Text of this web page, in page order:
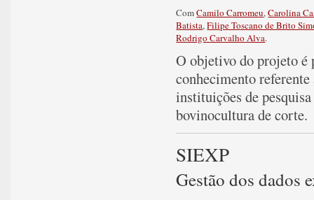
ComCamilo Carromeu,Carolina
Batista,Filipe Toscano de Brito
Rodrigo Carvalho Alva.
O objetivo do projeto é
conhecimento
instituições de
bovinocultura de corte.
SIEXP
Gestão dos dados